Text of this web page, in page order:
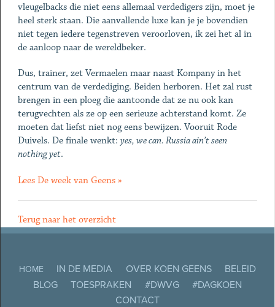
vleugelbacks die niet eens allemaal verdedigers zijn, moet je
heel sterk staan. Die aanvallende luxe kan je je bovendien
niet tegen iedere tegenstreven veroorloven, ik zei het al in
de aanloop naar de wereldbeker.
Dus, trainer, zet Vermaelen maar naast Kompany in het
centrum van de verdediging. Beiden herboren. Het zal rust
brengen in een ploeg die aantoonde dat ze nu ook kan
terugvechten als ze op een serieuze achterstand komt. Ze
moeten dat liefst niet nog eens bewijzen. Vooruit Rode
Duivels. De finale wenkt: yes, we can. Russia ain’t seen
nothing yet.
Lees De week van Geens »
Terug naar het overzicht
HOME IN DE MEDIA OVER KOEN GEENS
BELEID
BLOG
TOESPRAKEN #DWVG
#DAGKOEN
CONTACT